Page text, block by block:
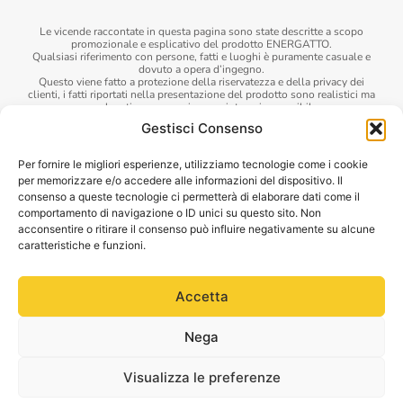
Gestisci Consenso
Per fornire le migliori esperienze, utilizziamo tecnologie come i cookie
per memorizzare e/o accedere alle informazioni del dispositivo. Il
consenso a queste tecnologie ci permetterà di elaborare dati come il
comportamento di navigazione o ID unici su questo sito. Non
acconsentire o ritirare il consenso può influire negativamente su alcune
caratteristiche e funzioni.
Accetta
Nega
Visualizza le preferenze
Le vicende raccontate in questa pagina sono state descritte a scopo
promozionale e esplicativo del prodotto ENERGATTO.
Qualsiasi riferimento con persone, fatti e luoghi è puramente casuale e
dovuto a opera d’ingegno.
Questo viene fatto a protezione della riservatezza e della privacy dei
clienti, i fatti riportati nella presentazione del prodotto sono realistici ma
non legati a persona riconosciuta o riconoscibile.
Le foto riportate di risultati sono reali e ottenuti grazie alla formulazione
presente all’interno del prodotto.
singolo soggetto.
Data l’alta qualità degli ingredienti e la loro naturalezza, non è
indispensabile avere un parere medico veterinario prima dell’assunzione di
ENERGATTO…
Tuttavia è altamente consigliato per eventuali intolleranze di cui non si è a
conoscenza.
La Dog Welfare LTD, Suite1 5th floor 22 Eastcheap – EC3M 1EU, London
è esente da ogni responsabilità per danni e conseguenze economicamente
suo utilizzo in presenza di qualsiasi condizione fisica patologica.
Cookie Policy
Dog Welfare LTD, Suite1 5th floor 22 Eastcheap - EC3M 1EU,
London